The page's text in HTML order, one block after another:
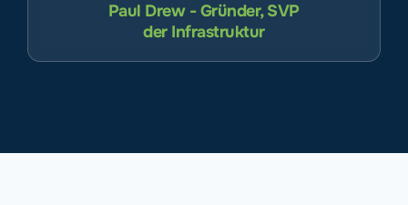
Paul Drew - Gründer, SVP
der Infrastruktur